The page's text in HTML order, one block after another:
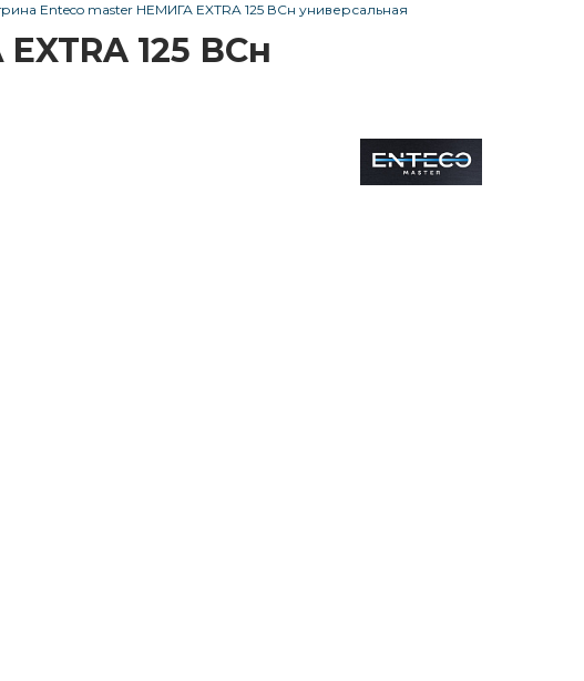
Enteco master НЕМИГА EXTRA 125 ВСн универсальная
125 ВСн